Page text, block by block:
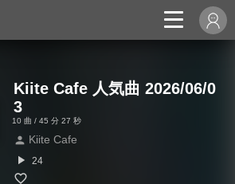
Kiite Cafe 人気曲 2026/06/0
3
10 曲 / 45 分 27 秒
person Kiite Cafe
play_arrow 24